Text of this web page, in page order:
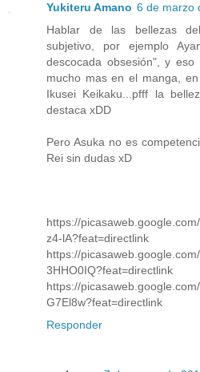
Yukiteru Amano 6 de marzo
Hablar de las bellezas
subjetivo, por ejemplo
descocada obsesión", y
mucho mas en el manga,
Ikusei Keikaku...pfff la
destaca xDD
Pero Asuka no es
Rei sin dudas xD
https://
z4-lA?feat=directlink
https://
3HHO0IQ?feat=directlink
https://
G7El8w?feat=directlink
Responder